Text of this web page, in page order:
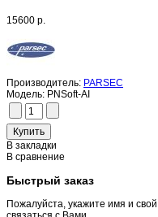
15600 р.
Производитель: PARSEC
Модель: PNSoft-AI
В закладки
В сравнение
Быстрый заказ
Пожалуйста, укажите имя и